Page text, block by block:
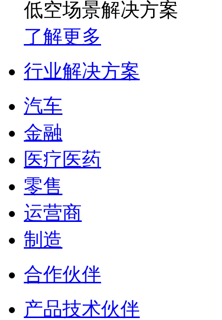
低空场景解决方案
了解更多
行业解决方案
汽车
金融
医疗医药
零售
运营商
制造
合作伙伴
产品技术伙伴